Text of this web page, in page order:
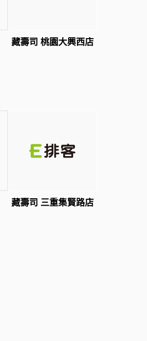
藏壽司 桃園大興西店
藏壽司 三重集賢路店